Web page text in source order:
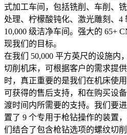
式加工车间，包括铣削、车削、
处理、柠檬酸钝化、激光雕刻、4
10,000 级洁净车间。强大的 65+
现我们的目标。
在我们 50,000 平方英尺的设施内
切削机床，可根据客户的需求提
时，真正重要的是我们在机床使
可获得的售后支持，和在购买设
渡时间内所需要的支持。我们要
置了 9 个专用于枪钻操作的装置
们结合了包含枪钻选项的螺纹切